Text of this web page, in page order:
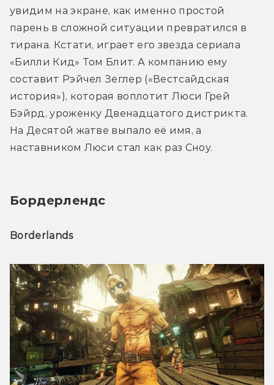
увидим на экране, как именно простой
парень в сложной ситуации превратился в
тирана. Кстати, играет его звезда сериала
«Билли Кид» Том Блит. А компанию ему
составит Рэйчел Зеглер («Вестсайдская
история»), которая воплотит Люси Грей
Бэйрд, уроженку Двенадцатого дистрикта.
На Десятой жатве выпало её имя, а
наставником Люси стал как раз Сноу.
Бордерлендс
Borderlands